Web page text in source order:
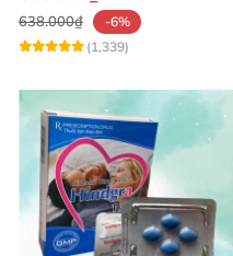
638.000₫
-6%
(1,339)